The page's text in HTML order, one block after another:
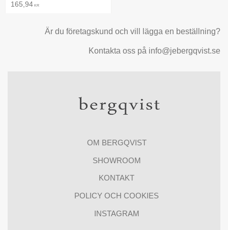
165,94 KR
Är du företagskund och vill lägga en beställning?
Kontakta oss på info@jebergqvist.se
OM BERGQVIST
SHOWROOM
KONTAKT
POLICY OCH COOKIES
INSTAGRAM